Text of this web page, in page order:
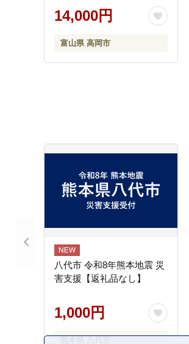
14,000円
富山県 高岡市
八代市 令和8年熊本地震 災
害支援【返礼品なし】
1,000円